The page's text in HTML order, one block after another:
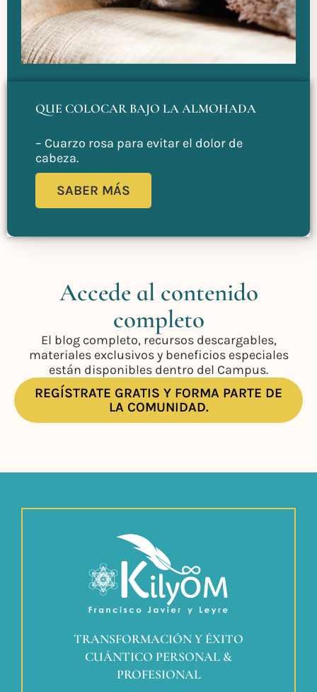
QUE COLOCAR BAJO LA ALMOHADA
– Cuarzo rosa para evitar el dolor de
cabeza.
SABER MÁS
Accede al contenido
completo
El blog completo, recursos descargables,
materiales exclusivos y beneficios especiales
están disponibles dentro del Campus.
REGÍSTRATE GRATIS Y FORMA PARTE DE
LA COMUNIDAD.
TRANSFORMACIÓN Y ÉXITO
CUÁNTICO PERSONAL &
PROFESIONAL